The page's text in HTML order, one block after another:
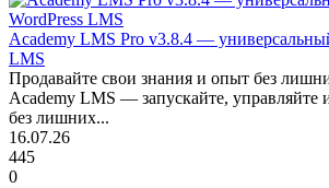
Academy LMS Pro v3.8.4 —
LMS
Продавайте свои знания и опыт без
Academy LMS — запускайте, управляйте
без лишних...
16.07.26
445
0